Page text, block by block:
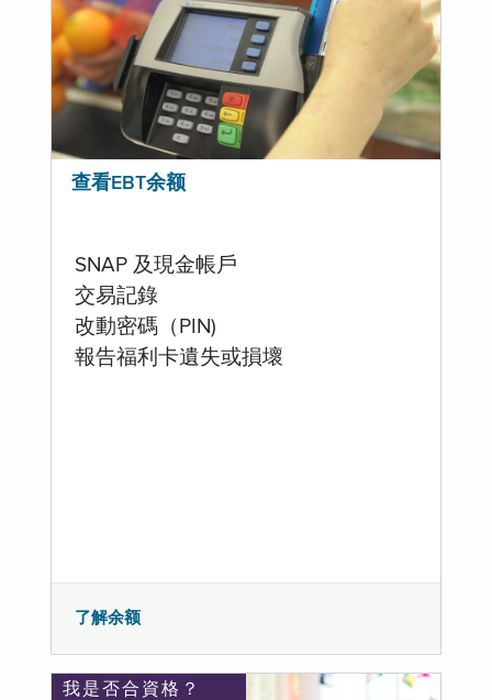
查看EBT余额
SNAP 及現金帳戶
交易記錄
改動密碼（PIN)
報告福利卡遺失或損壞
了解余额
我是否合資格？